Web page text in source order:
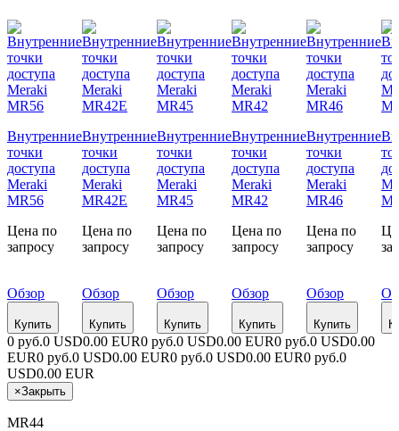
Внутренние
точки
доступа
Meraki
MR56
Цена по
запросу
Обзор
Купить
Внутренние
точки
доступа
Meraki
MR42E
Цена по
запросу
Обзор
Купить
Внутренние
точки
доступа
Meraki
MR45
Цена по
запросу
Обзор
Купить
Внутренние
точки
доступа
Meraki
MR42
Цена по
запросу
Обзор
Купить
Внутренние
точки
доступа
Meraki
MR46
Цена по
запросу
Обзор
Купить
0 руб.0 USD0.00 EUR0 руб.0 USD0.00 EUR0 руб.0 USD0.00
EUR0 руб.0 USD0.00 EUR0 руб.0 USD0.00 EUR0 руб.0
USD0.00 EUR
×Закрыть
MR44